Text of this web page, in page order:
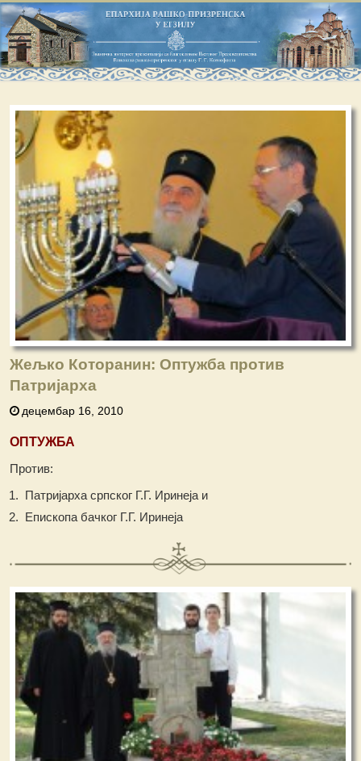
Жељко Которанин: Оптужба против
Патријарха
децембар 16, 2010
ОПТУЖБА
Против:
Патријарха српског Г.Г. Иринеја и
Епископа бачког Г.Г. Иринеја